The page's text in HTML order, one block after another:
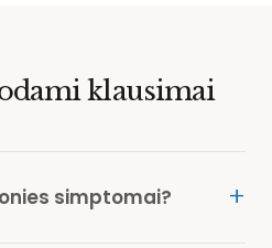
klausimai
simptomai?